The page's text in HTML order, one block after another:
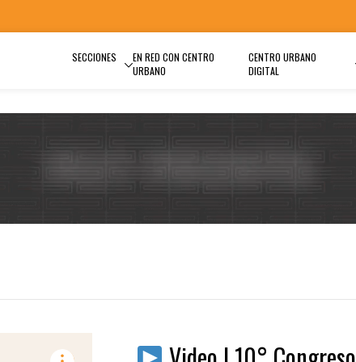
SECCIONES
EN RED CON CENTRO
URBANO
CENTRO URBANO
DIGITAL